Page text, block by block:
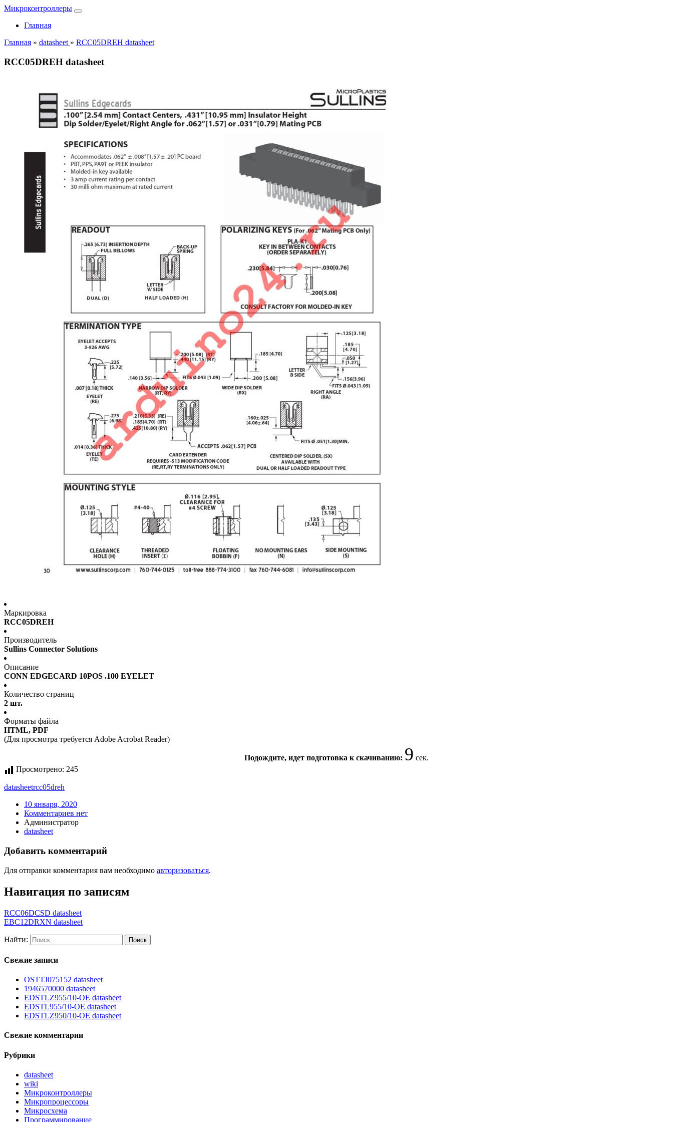
Микроконтроллеры
Главная
Главная » datasheet » RCC05DREH datasheet
RCC05DREH datasheet
Маркировка
RCC05DREH
Производитель
Sullins Connector Solutions
Описание
CONN EDGECARD 10POS .100 EYELET
Количество страниц
2 шт.
Форматы файла
HTML, PDF
(Для просмотра требуется Adobe Acrobat Reader)
Подождите, идет подготовка к скачиванию: 9 сек.
Просмотрено: 245
datasheetrcc05dreh
10 января, 2020
Комментариев нет
Администратор
datasheet
Добавить комментарий
Для отправки комментария вам необходимо авторизоваться.
Навигация по записям
RCC06DCSD datasheet
EBC12DRXN datasheet
Найти:
Свежие записи
OSTTJ075152 datasheet
1946570000 datasheet
EDSTLZ955/10-OE datasheet
EDSTL955/10-OE datasheet
EDSTLZ950/10-OE datasheet
Свежие комментарии
Рубрики
datasheet
wiki
Микроконтроллеры
Микропроцессоры
Микросхема
Программирование